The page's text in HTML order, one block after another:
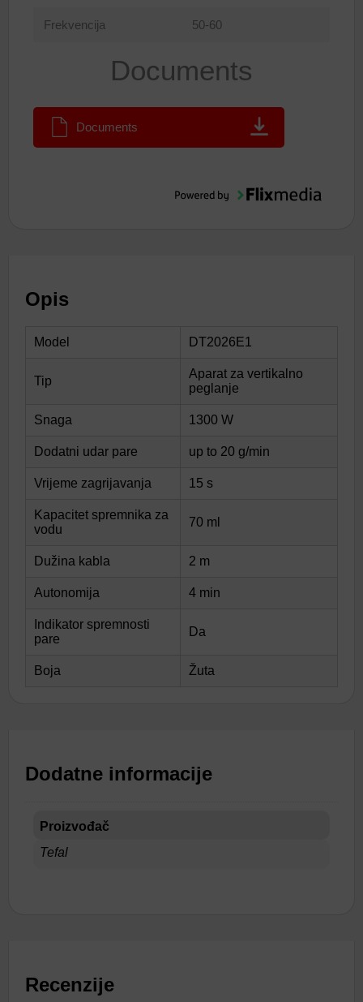
Frekvencija 50-60
Documents
Documents
Opis
Model DT2026E1
Tip
Aparat za vertikalno
peglanje
Snaga 1300 W
Dodatni udar pare up to 20 g/min
Vrijeme zagrijavanja 15 s
Kapacitet spremnika za
vodu
70 ml
Dužina kabla 2 m
Autonomija 4 min
Indikator spremnosti
pare
Da
Boja Žuta
Dodatne informacije
Proizvođač
Tefal
Recenzije